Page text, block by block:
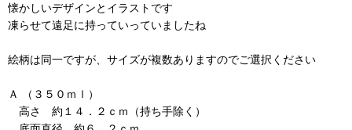
懐かしいデザインとイラストです
凍らせて遠足に持っていっていましたね
絵柄は同一ですが、サイズが複数ありますのでご選択ください
Ａ （３５０ｍｌ）
高さ 約１４．２ｃｍ（持ち手除く）